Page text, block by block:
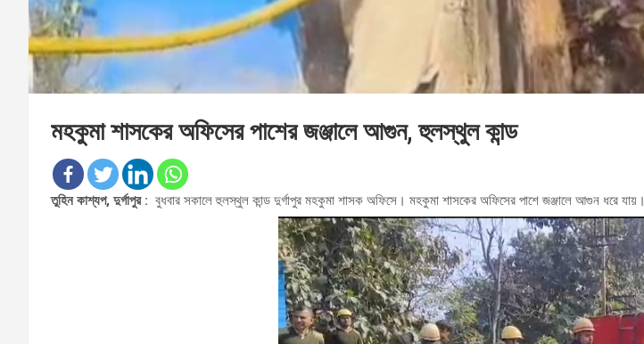
মহকুমা শাসকের অফিসের পাশের জঞ্জালে আগুন, হুলস্থুল কান্ড
তুহিন কাশ্যপ, দুর্গাপুর : বুধবার সকালে ‌‌হুলস্থুল কান্ড দুর্গাপুর মহকুমা শাসক অফিসে। মহকুমা শাসকের অফিসের পাশে জঞ্জালে আগুন ধরে যায়।